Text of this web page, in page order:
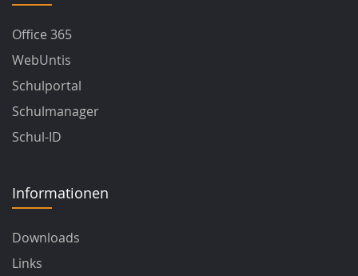
Office 365
WebUntis
Schulportal
Schulmanager
Schul-ID
Informationen
Downloads
Links